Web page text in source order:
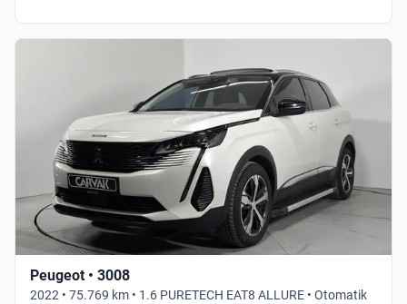
Peugeot • 3008
2022 • 75.769 km • 1.6 PURETECH EAT8 ALLURE • Otomatik